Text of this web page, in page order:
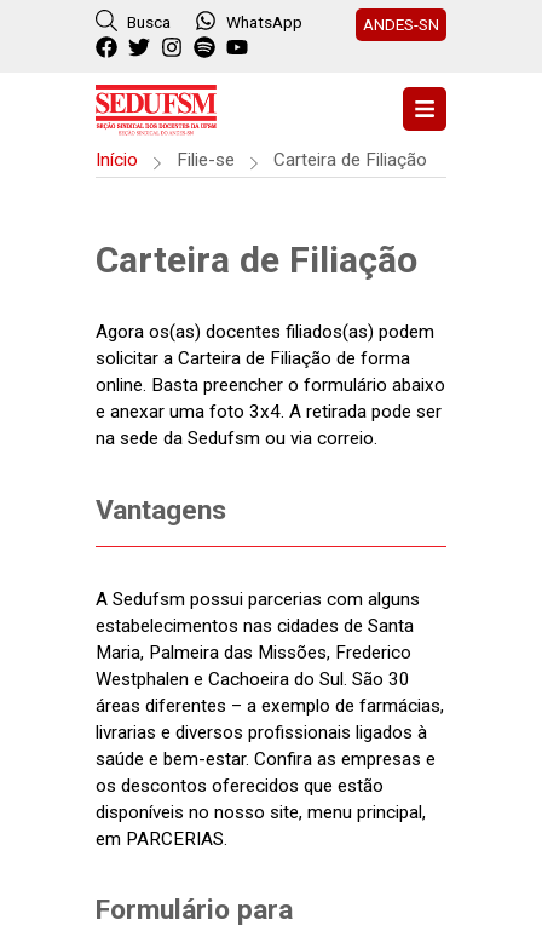
Busca WhatsApp ANDES-SN
Início Filie-se Carteira de Filiação
Carteira de Filiação
Agora os(as) docentes filiados(as) podem
solicitar a Carteira de Filiação de forma
online. Basta preencher o formulário abaixo
e anexar uma foto 3x4. A retirada pode ser
na sede da Sedufsm ou via correio.
Vantagens
A Sedufsm possui parcerias com alguns
estabelecimentos nas cidades de Santa
Maria, Palmeira das Missões, Frederico
Westphalen e Cachoeira do Sul. São 30
áreas diferentes – a exemplo de farmácias,
livrarias e diversos profissionais ligados à
saúde e bem-estar. Confira as empresas e
os descontos oferecidos que estão
disponíveis no nosso site, menu principal,
em PARCERIAS.
Formulário para